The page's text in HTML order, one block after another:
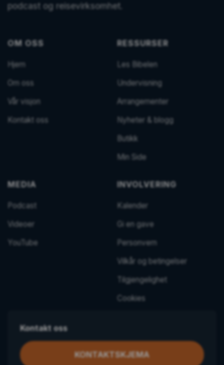
podcast og reisevirksomhet.
OM OSS
Hjem
Om oss
Vår visjon
Kontakt oss
RESSURSER
Les Bibelen
Undervisning
Arrangementer
Nyheter & blogg
Butikk
Min Side
MEDIA
Podcast
Videoer
YouTube
INVOLVERING
Kalender
Gi en gave
Personvern
Vilkår og betingelser
Tilgjengelighet
Cookies
Kontakt oss
KONTAKTSKJEMA